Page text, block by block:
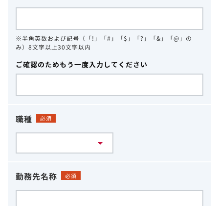
※半角英数および記号（「!」「#」「$」「?」「&」「@」の
み）8文字以上30文字以内
ご確認のためもう一度入力してください
職種 必須
勤務先名称 必須